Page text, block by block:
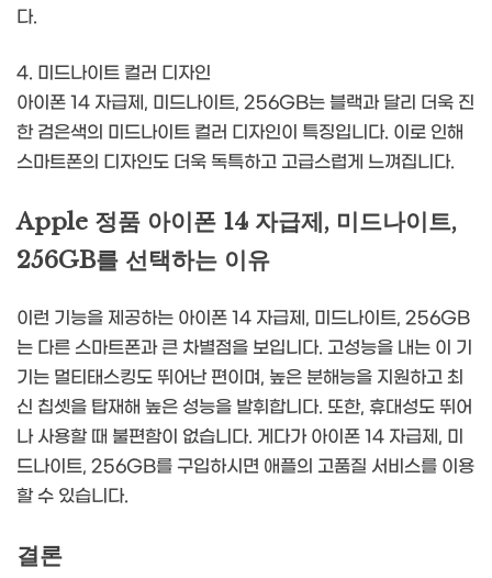
다.
4. 미드나이트 컬러 디자인
아이폰 14 자급제, 미드나이트, 256GB는 블랙과 달리 더욱 진
한 검은색의 미드나이트 컬러 디자인이 특징입니다. 이로 인해
스마트폰의 디자인도 더욱 독특하고 고급스럽게 느껴집니다.
Apple 정품 아이폰 14 자급제, 미드나이트,
256GB를 선택하는 이유
이런 기능을 제공하는 아이폰 14 자급제, 미드나이트, 256GB
는 다른 스마트폰과 큰 차별점을 보입니다. 고성능을 내는 이 기
기는 멀티태스킹도 뛰어난 편이며, 높은 분해능을 지원하고 최
신 칩셋을 탑재해 높은 성능을 발휘합니다. 또한, 휴대성도 뛰어
나 사용할 때 불편함이 없습니다. 게다가 아이폰 14 자급제, 미
드나이트, 256GB를 구입하시면 애플의 고품질 서비스를 이용
할 수 있습니다.
결론